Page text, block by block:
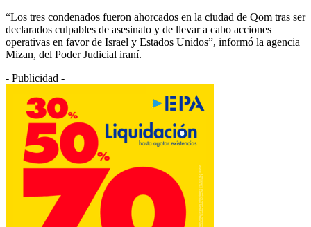
“Los tres condenados fueron ahorcados en la ciudad de Qom tras ser
declarados culpables de asesinato y de llevar a cabo acciones
operativas en favor de Israel y Estados Unidos”, informó la agencia
Mizan, del Poder Judicial iraní.
- Publicidad -